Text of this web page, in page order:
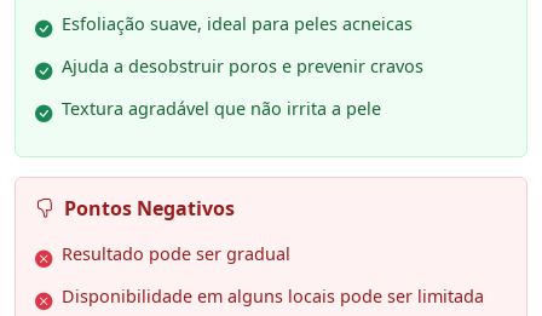
Esfoliação suave, ideal para peles acneicas
Ajuda a desobstruir poros e prevenir cravos
Textura agradável que não irrita a pele
Pontos Negativos
Resultado pode ser gradual
Disponibilidade em alguns locais pode ser limitada